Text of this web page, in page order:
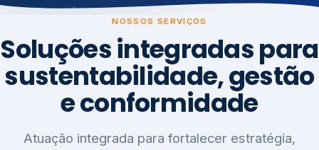
NOSSOS SERVIÇOS
Soluções integradas para
sustentabilidade, gestão
e conformidade
Atuação integrada para fortalecer estratégia,